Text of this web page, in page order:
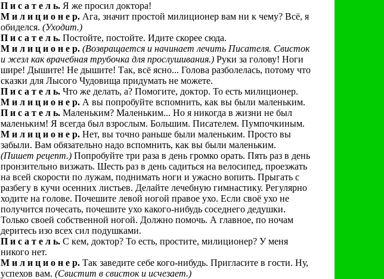
П и с а т е л ь. Я же просил доктора!
М и л и ц и о н е р. Ага, значит простой милиционер вам ни к чему? Всё, я
обиделся. (Уходит.)
П и с а т е л ь. Постойте, постойте. Идите скорее сюда.
М и л и ц и о н е р. (Возвращается и начинает лечить Писателя. Свисток
и жезл как врачебная трубочка для прослушивания.) Руки за голову! Ноги
шире! Дышите! Не дышите! Так, всё ясно... Голова разболелась, потому что
сказки для Лысого Чудовища придумать не можете.
П и с а т е л ь. Что же делать, а? Помогите, доктор. То есть милиционер.
М и л и ц и о н е р. А вы попробуйте вспомнить, как вы были маленьким.
П и с а т е л ь. Маленьким? Маленьким... Но я никогда в жизни не был
маленьким! Я всегда был взрослым. Большим. Писателем. Пумпочкиным.
М и л и ц и о н е р. Нет, вы точно раньше были маленьким. Просто вы
забыли. Вам обязательно надо вспомнить, как вы были маленьким.
(Пишет рецепт.) Попробуйте три раза в день громко орать. Пять раз в день
пронзительно визжать. Шесть раз в день садиться на велосипед, проезжать
на всей скорости по лужам, поднимать ноги и ужасно вопить. Прыгать с
разбегу в кучи осенних листьев. Делайте лечебную гимнастику. Регулярно
ходите на голове. Почешите левой ногой правое ухо. Если своё ухо не
получится почесать, почешите ухо какого-нибудь соседнего дедушки.
Только своей собственной ногой. Должно помочь. А главное, по ночам
деритесь изо всех сил подушками.
П и с а т е л ь. С кем, доктор? То есть, простите, милиционер? У меня
никого нет.
М и л и ц и о н е р. Так заведите себе кого-нибудь. Пригласите в гости. Ну,
успехов вам. (Свистит в свисток и исчезает.)